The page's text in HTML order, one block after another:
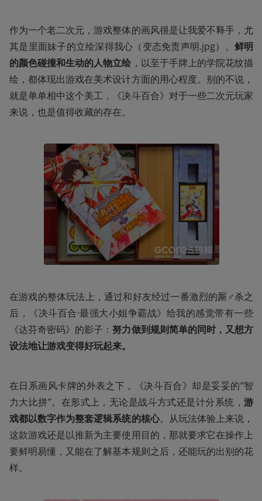
作为一个老二次元，游戏整体的画风很是让我爱不释手，尤
其是里面妹子的立绘深得我心（变态免责声明.jpg）。 鲜明
的颜色碰撞和生动的人物立绘 ，以至于手牌上的学院花纹描
绘，都体现出游戏在美术设计方面的用心程度。别的不说，
就是单单相中这个美工，《决斗百合》对于一些二次元玩家
来说，也是值得收藏的存在。
在游戏的整体玩法上，通过和好友经过一番激烈的厮♂杀之
后，《决斗百合·最强大小姐争霸战》给我的感觉带有一些
《达芬奇密码》的影子：努力做到规则简单的同时，又想方
设法地让游戏变得好玩起来。
在日系画风卡牌的外表之下，《决斗百合》却是妥妥的“智
力大比拼”。在形式上，无论是战斗方式还是计分系统， 游
戏都以数字作为整套逻辑系统的核心。从玩法体验上来说，
这款游戏还是以推新为主要使用目的，那就要求它在操作上
要鲜明易懂，又能在了解基本规则之后，还能玩的出别的花
样。